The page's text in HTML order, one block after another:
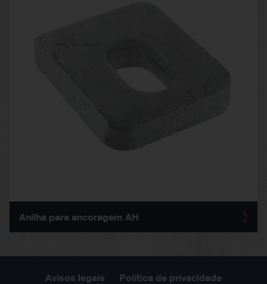
Anilha para ancoragem AH
Avisos legais Política de privacidade